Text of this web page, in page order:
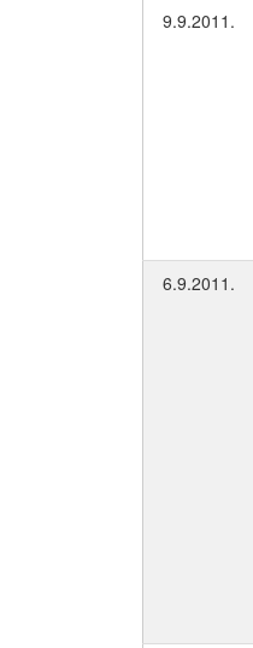
9.9.2011.
6.9.2011.